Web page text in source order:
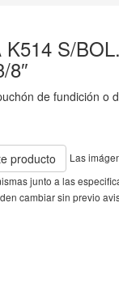
S/
8″
de fundición o
producto
Las
junto a las
cambiar sin previo